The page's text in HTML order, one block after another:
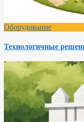
Оборудование
Технологичные